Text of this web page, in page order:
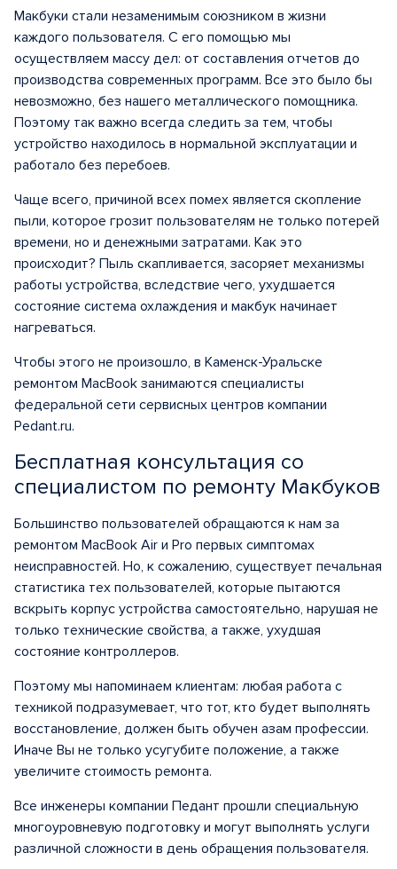
Макбуки стали незаменимым союзником в жизни
каждого пользователя. С его помощью мы
осуществляем массу дел: от составления отчетов до
производства современных программ. Все это было бы
невозможно, без нашего металлического помощника.
Поэтому так важно всегда следить за тем, чтобы
устройство находилось в нормальной эксплуатации и
работало без перебоев.
Чаще всего, причиной всех помех является скопление
пыли, которое грозит пользователям не только потерей
времени, но и денежными затратами. Как это
происходит? Пыль скапливается, засоряет механизмы
работы устройства, вследствие чего, ухудшается
состояние система охлаждения и макбук начинает
нагреваться.
Чтобы этого не произошло, в Каменск-Уральске
ремонтом MacBook занимаются специалисты
федеральной сети сервисных центров компании
Pedant.ru.
Бесплатная консультация со
специалистом по ремонту Макбуков
Большинство пользователей обращаются к нам за
ремонтом MacBook Air и Pro первых симптомах
неисправностей. Но, к сожалению, существует печальная
статистика тех пользователей, которые пытаются
вскрыть корпус устройства самостоятельно, нарушая не
только технические свойства, а также, ухудшая
состояние контроллеров.
Поэтому мы напоминаем клиентам: любая работа с
техникой подразумевает, что тот, кто будет выполнять
восстановление, должен быть обучен азам профессии.
Иначе Вы не только усугубите положение, а также
увеличите стоимость ремонта.
Все инженеры компании Педант прошли специальную
многоуровневую подготовку и могут выполнять услуги
различной сложности в день обращения пользователя.